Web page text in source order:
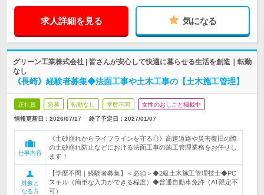
求人詳細を見る 気になる
グリーン工業株式会社 | 皆さんが安心して快適に暮らせる生活を創造｜転勤
なし
《長崎》経験者募集◆法面工事や土木工事の【土木施工管理】
正社員 急募 転勤なし 学歴不問 女性のおしごと掲載中
情報更新日：2026/07/17 終了予定日： 2027/01/07
仕事内容
《土砂崩れからライフラインを守る◎》高速道路や災害復旧の際
の土砂崩れ防止などにおける法面工事の施工管理業務をお任せし
ます！
対象と
なる方
【学歴不問｜経験者募集】＜必須＞◆2級土木施工管理技士◆PC
スキル（簡単な入力ができる程度）◆普通自動車免許（AT限定不
可）